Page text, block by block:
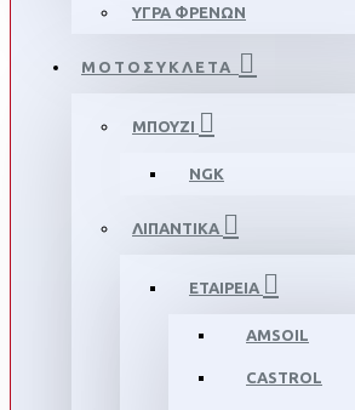
ΥΓΡΑ ΦΡΕΝΩΝ
ΜΟΤΟΣΥΚΛΕΤΑ
ΜΠΟΥΖΙ
NGK
ΛΙΠΑΝΤΙΚΑ
ΕΤΑΙΡΕΙΑ
AMSOIL
CASTROL